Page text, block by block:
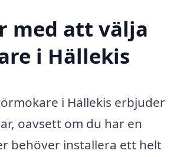
med att välja
i Hällekis
i Hällekis erbjuder
oavsett om du har en
behöver installera ett helt